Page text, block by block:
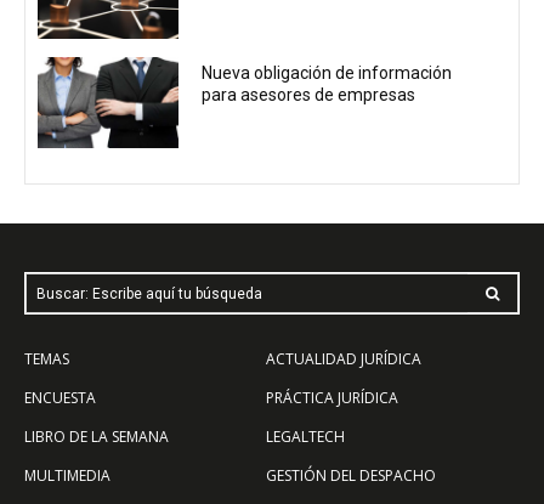
Nueva obligación de información
para asesores de empresas
Buscar: Escribe aquí tu búsqueda
TEMAS
ENCUESTA
LIBRO DE LA SEMANA
MULTIMEDIA
ACTUALIDAD JURÍDICA
PRÁCTICA JURÍDICA
LEGALTECH
GESTIÓN DEL DESPACHO